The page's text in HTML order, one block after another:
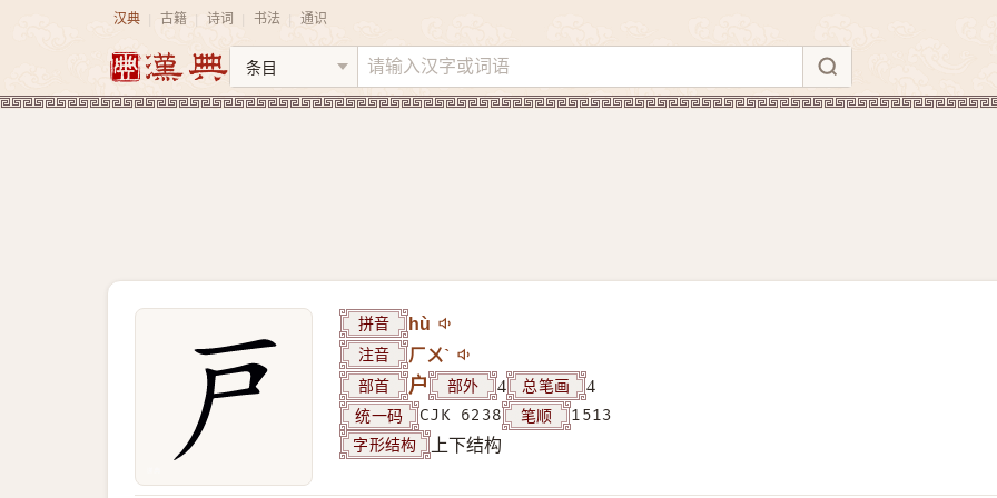
汉典 古籍 诗词 书法 通识
拼音 hù
注音 ㄏㄨˋ
部首 户 部外 4 总笔画 4
统一码 CJK 6238 笔顺 1513
字形结构 上下结构